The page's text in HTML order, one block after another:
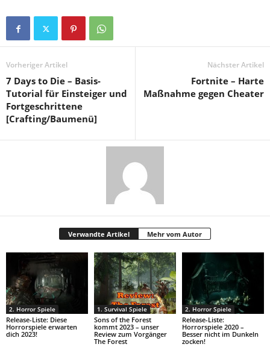
Vorheriger Artikel
7 Days to Die – Basis-
Tutorial für Einsteiger und
Fortgeschrittene
[Crafting/Baumenü]
Nächster Artikel
Fortnite – Harte
Maßnahme gegen Cheater
Verwandte Artikel Mehr vom Autor
2. Horror Spiele
Release-Liste: Diese
Horrorspiele erwarten
dich 2023!
1. Survival Spiele
Sons of the Forest
kommt 2023 – unser
Review zum Vorgänger
The Forest
2. Horror Spiele
Release-Liste:
Horrorspiele 2020 –
Besser nicht im Dunkeln
zocken!